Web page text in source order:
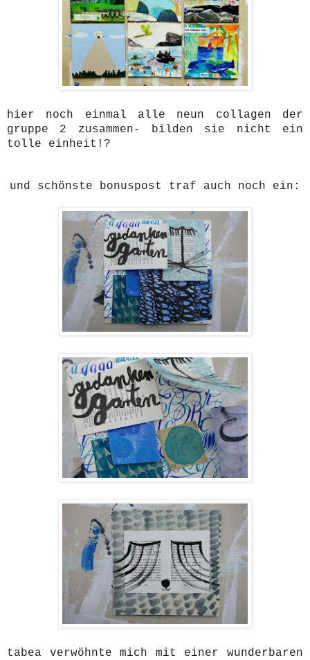
hier noch einmal alle neun collagen der
gruppe 2 zusammen- bilden sie nicht ein
tolle einheit!?
und schönste bonuspost traf auch noch ein:
tabea verwöhnte mich mit einer wunderbaren